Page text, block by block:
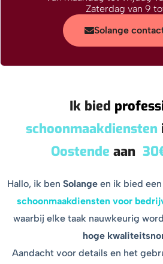
Zaterdag van 9
Solange
Ik bied
schoonmaakdiensten
Oostende aan
Hallo, ik ben Solange en ik bied een
schoonmaakdiensten voor
waarbij elke taak nauwkeurig
hoge
Aandacht voor details en het